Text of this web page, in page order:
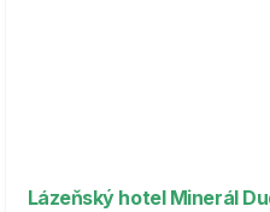
Lázeňský hotel Minerál